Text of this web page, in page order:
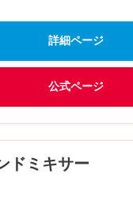
詳細ページ
公式ページ
ドミキサー